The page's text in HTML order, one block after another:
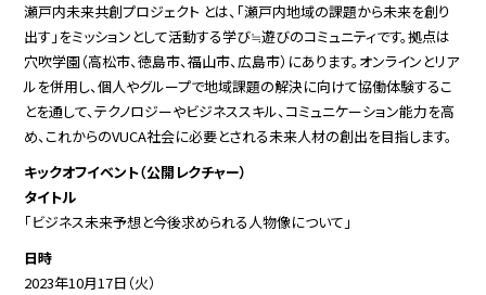
瀬戸内未来共創プロジェクト とは、「瀬戸内地域の課題から未来を創り
出す」をミッションとして活動する学び≒遊びのコミュニティです。拠点は
穴吹学園（高松市、徳島市、福山市、広島市）にあります。オンライン とリア
ルを併用し、個人やグループで地域課題の解決に向けて協働体験するこ
とを通して、テクノロジーやビジネススキル、コミュニケーション能力を高
め、これからのVUCA社会に必要とされる未来人材の創出を目指します。
キックオフイベント（公開レクチャー）
タイトル
「ビジネス未来予想と今後求められる人物像について」
日時
2023年10月17日（火）